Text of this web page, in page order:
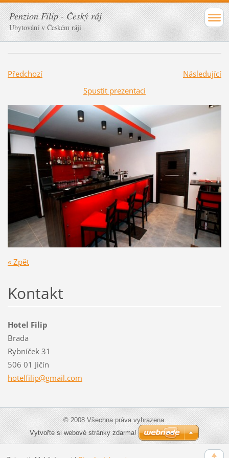
Penzion Filip - Český ráj
Ubytování v Českém ráji
Předchozí
Následující
Spustit prezentaci
« Zpět
Kontakt
Hotel Filip
Brada
Rybníček 31
506 01 Jičín
hotelfilip@gmail.com
© 2008 Všechna práva vyhrazena.
Vytvořte si webové stránky zdarma!